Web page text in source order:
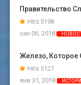
Правительство
Hits:5198
сен 06, 2018
Железо,
Hits:5127
янв 31, 2018